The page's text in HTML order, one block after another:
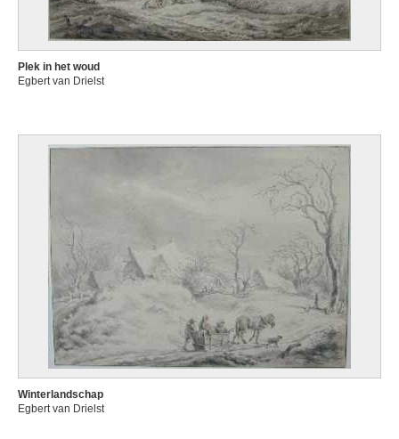
Plek in het woud
Egbert van Drielst
Winterlandschap
Egbert van Drielst